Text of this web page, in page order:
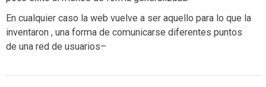
En cualquier caso la web vuelve a ser aquello para lo que la
inventaron , una forma de comunicarse diferentes puntos
de una red de usuarios–